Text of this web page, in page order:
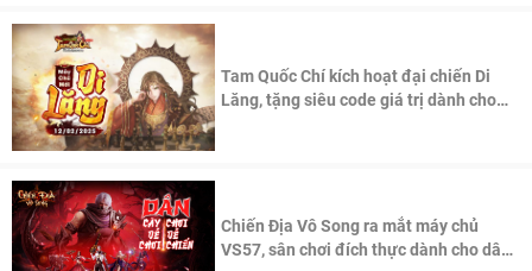
Tam Quốc Chí kích hoạt đại chiến Di
Lăng, tặng siêu code giá trị dành cho
Chiến Địa Vô Song ra mắt máy chủ
VS57, sân chơi đích thực dành cho dân